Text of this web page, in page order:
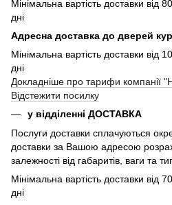
Мінімальна вартість доставки від
дні
Адресна доставка до дверей
Мінімальна вартість доставки від
дні
Докладніше про тарифи компанії
Відстежити посилку
у відділенні ДОСТАВКА
Послуги доставки сплачуються
доставки за Вашою адресою
залежності від габаритів, ваги та
Мінімальна вартість доставки від
дні